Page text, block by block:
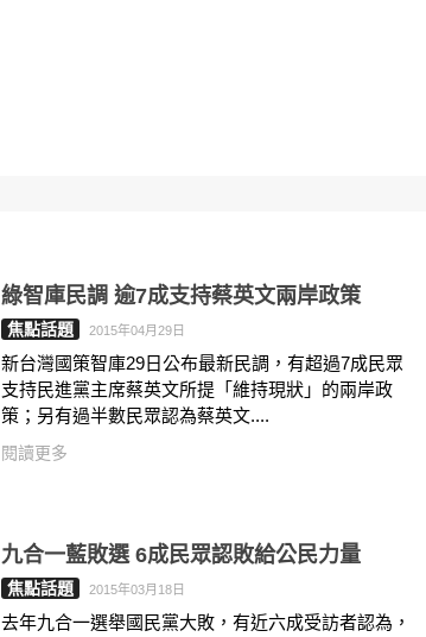
綠智庫民調 逾7成支持蔡英文兩岸政策
焦點話題 2015年04月29日
新台灣國策智庫29日公布最新民調，有超過7成民眾
支持民進黨主席蔡英文所提「維持現狀」的兩岸政
策；另有過半數民眾認為蔡英文....
閱讀更多
九合一藍敗選 6成民眾認敗給公民力量
焦點話題 2015年03月18日
去年九合一選舉國民黨大敗，有近六成受訪者認為，